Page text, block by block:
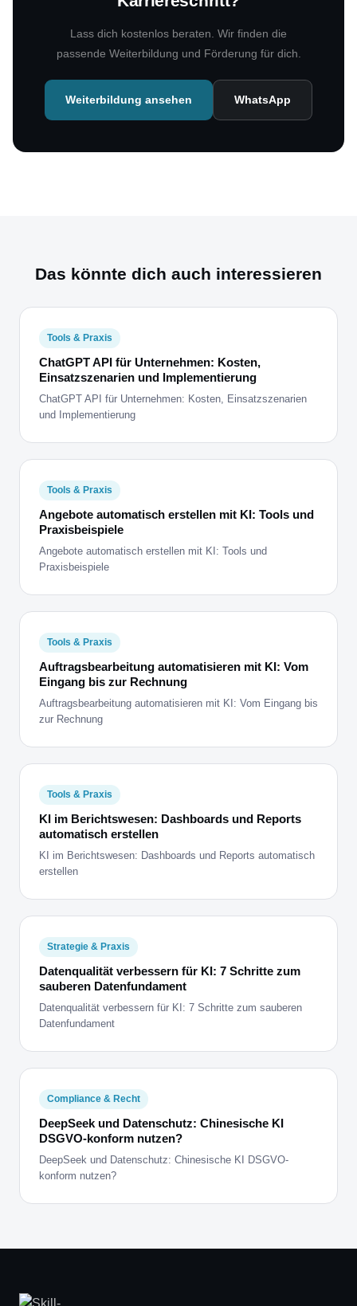
Lass dich kostenlos beraten. Wir finden die
passende Weiterbildung und Förderung für dich.
Weiterbildung ansehen WhatsApp
Das könnte dich auch interessieren
Tools & Praxis
ChatGPT API für Unternehmen: Kosten,
Einsatzszenarien und Implementierung
ChatGPT API für Unternehmen: Kosten, Einsatzszenarien
und Implementierung
Tools & Praxis
Angebote automatisch erstellen mit KI: Tools und
Praxisbeispiele
Angebote automatisch erstellen mit KI: Tools und
Praxisbeispiele
Tools & Praxis
Auftragsbearbeitung automatisieren mit KI: Vom
Eingang bis zur Rechnung
Auftragsbearbeitung automatisieren mit KI: Vom Eingang bis
zur Rechnung
Tools & Praxis
KI im Berichtswesen: Dashboards und Reports
automatisch erstellen
KI im Berichtswesen: Dashboards und Reports automatisch
erstellen
Strategie & Praxis
Datenqualität verbessern für KI: 7 Schritte zum
sauberen Datenfundament
Datenqualität verbessern für KI: 7 Schritte zum sauberen
Datenfundament
Compliance & Recht
DeepSeek und Datenschutz: Chinesische KI
DSGVO-konform nutzen?
DeepSeek und Datenschutz: Chinesische KI DSGVO-
konform nutzen?